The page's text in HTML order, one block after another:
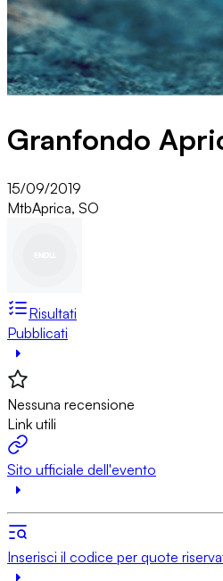
Granfondo
15/09/2019
MtbAprica, SO
Risultati
Pubblicati
Nessuna recensione
Link utili
Sito ufficiale dell'evento
Inserisci il codice per quote